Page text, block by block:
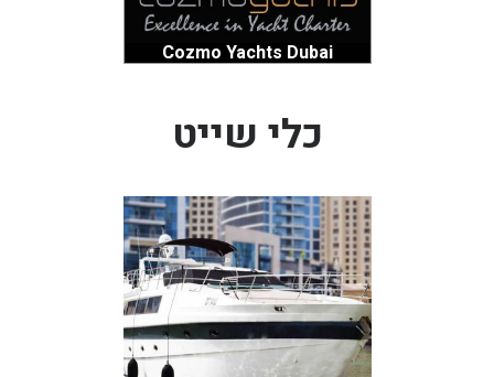
Cozmo Yachts Dubai
כלי שייט